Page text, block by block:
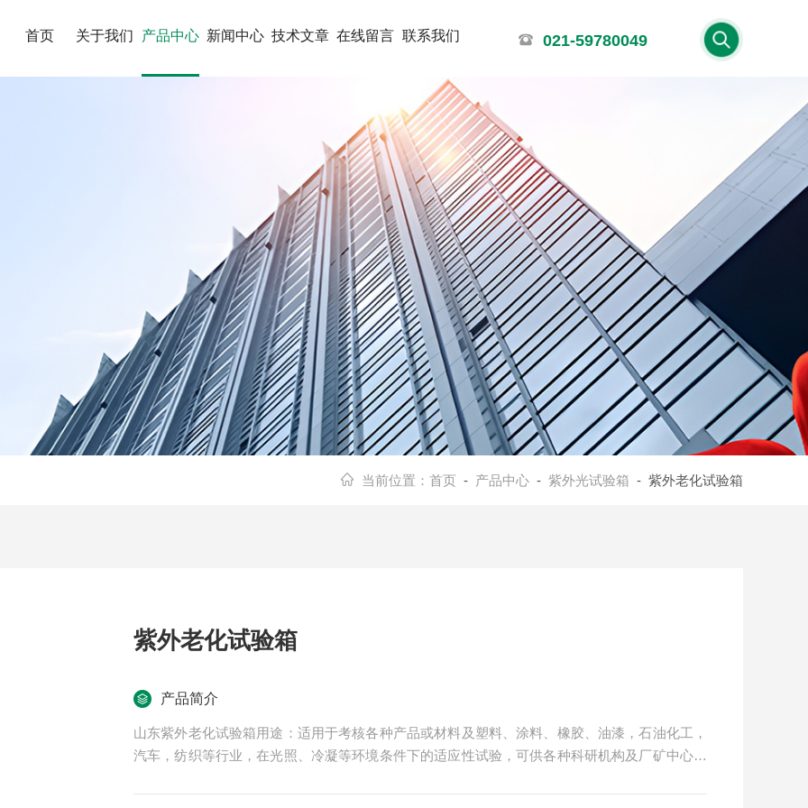
首页 关于我们 产品中心 新闻中心 技术文章 在线留言 联系我们 021-59780049
当前位置： 首页 - 产品中心 - 紫外光试验箱 - 紫外老化试验箱
紫外老化试验箱
产品简介
山东紫外老化试验箱用途：适用于考核各种产品或材料及塑料、涂料、橡胶、油漆，石油化工，
汽车，纺织等行业，在光照、冷凝等环境条件下的适应性试验，可供各种科研机构及厂矿中心试